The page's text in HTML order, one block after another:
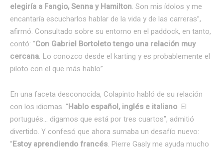
elegiría a Fangio, Senna y Hamilton. Son mis ídolos y me
encantaría escucharlos hablar de la vida y de las carreras”,
afirmó. Consultado sobre su entorno en el paddock, en tanto,
contó: “Con Gabriel Bortoleto tengo una relación muy
cercana. Lo conozco desde el karting y es probablemente el
piloto con el que más hablo”.
En una faceta desconocida, Colapinto habló de su relación
con los idiomas. “Hablo español, inglés e italiano. El
portugués… digamos que está por tres cuartos”, admitió
divertido. Y confesó que ahora sumaba un desafío nuevo:
“Estoy aprendiendo francés. Pierre Gasly me ayuda mucho